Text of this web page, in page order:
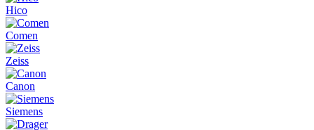
Hico
Comen
Zeiss
Canon
Siemens